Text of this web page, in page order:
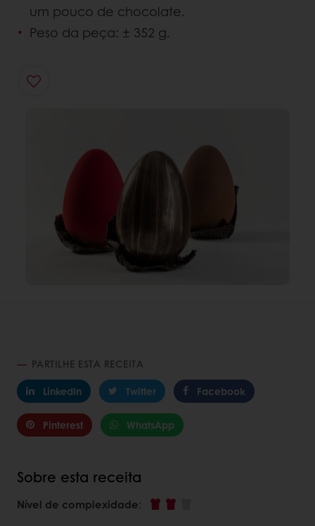
um pouco de chocolate.
Peso da peça: ± 352 g.
PARTILHE ESTA RECEITA
LinkedIn
Twitter Facebook
Pinterest WhatsApp
Sobre esta receita
Nível de complexidade: